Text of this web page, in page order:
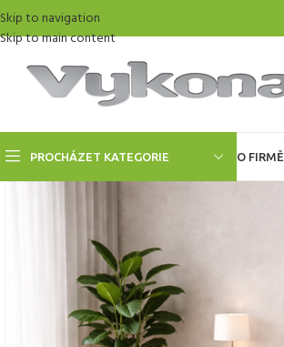
Skip to navigation
Skip to main content
PROCHÁZET KATEGORIE O FIRMĚ